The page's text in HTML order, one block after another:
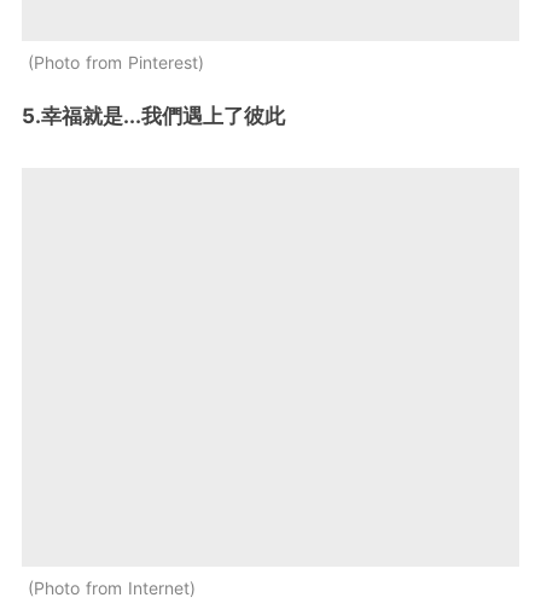
Photo from Pinterest
5.幸福就是...我們遇上了彼此
Photo from Internet